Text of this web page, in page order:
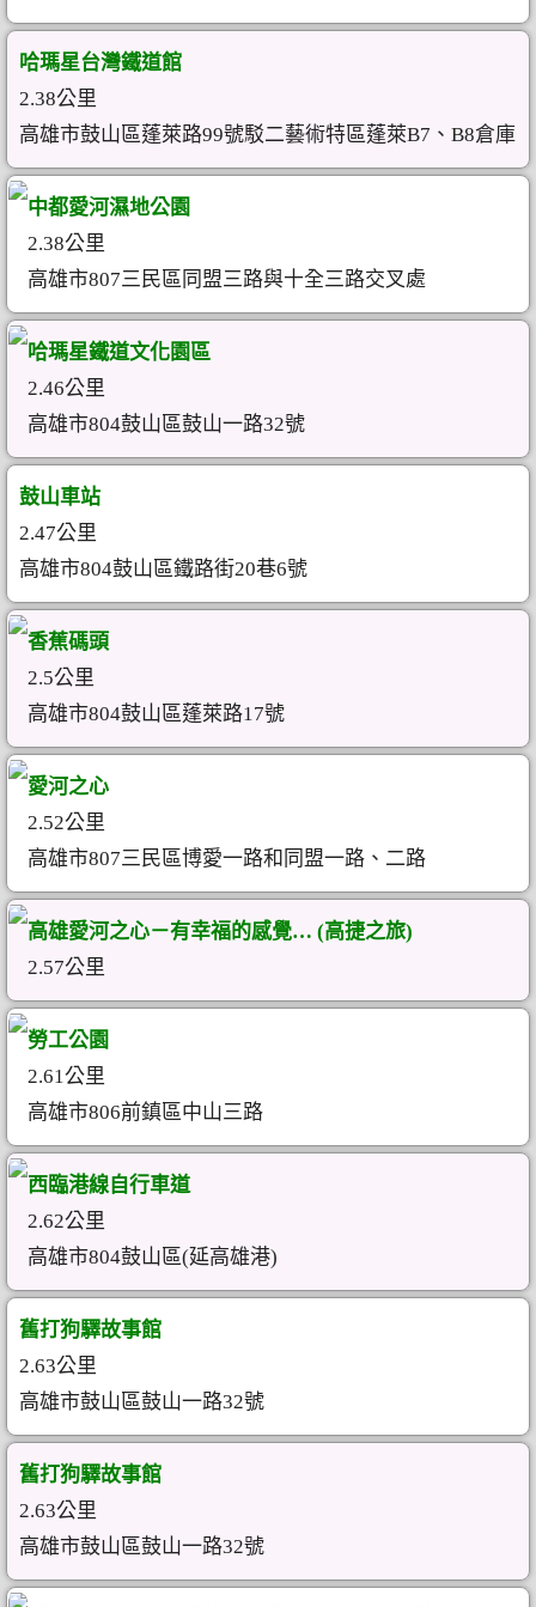
哈瑪星台灣鐵道館
2.38公里
高雄市鼓山區蓬萊路99號駁二藝術特區蓬萊B7、B8倉庫
中都愛河濕地公園
2.38公里
高雄市807三民區同盟三路與十全三路交叉處
哈瑪星鐵道文化園區
2.46公里
高雄市804鼓山區鼓山一路32號
鼓山車站
2.47公里
高雄市804鼓山區鐵路街20巷6號
香蕉碼頭
2.5公里
高雄市804鼓山區蓬萊路17號
愛河之心
2.52公里
高雄市807三民區博愛一路和同盟一路、二路
高雄愛河之心－有幸福的感覺… (高捷之旅)
2.57公里
勞工公園
2.61公里
高雄市806前鎮區中山三路
西臨港線自行車道
2.62公里
高雄市804鼓山區(延高雄港)
舊打狗驛故事館
2.63公里
高雄市鼓山區鼓山一路32號
舊打狗驛故事館
2.63公里
高雄市鼓山區鼓山一路32號